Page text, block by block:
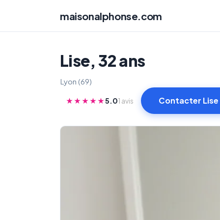
maisonalphonse.com
Lise, 32 ans
Lyon (69)
★★★★★5.01 avis Contacter Lise